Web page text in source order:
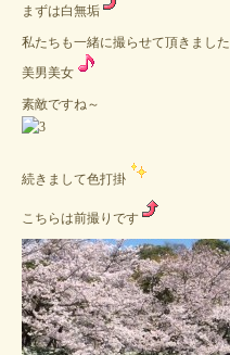
まずは白無垢
私たちも一緒に撮らせて頂きました
美男美女
素敵ですね～
続きまして色打掛
こちらは前撮りです